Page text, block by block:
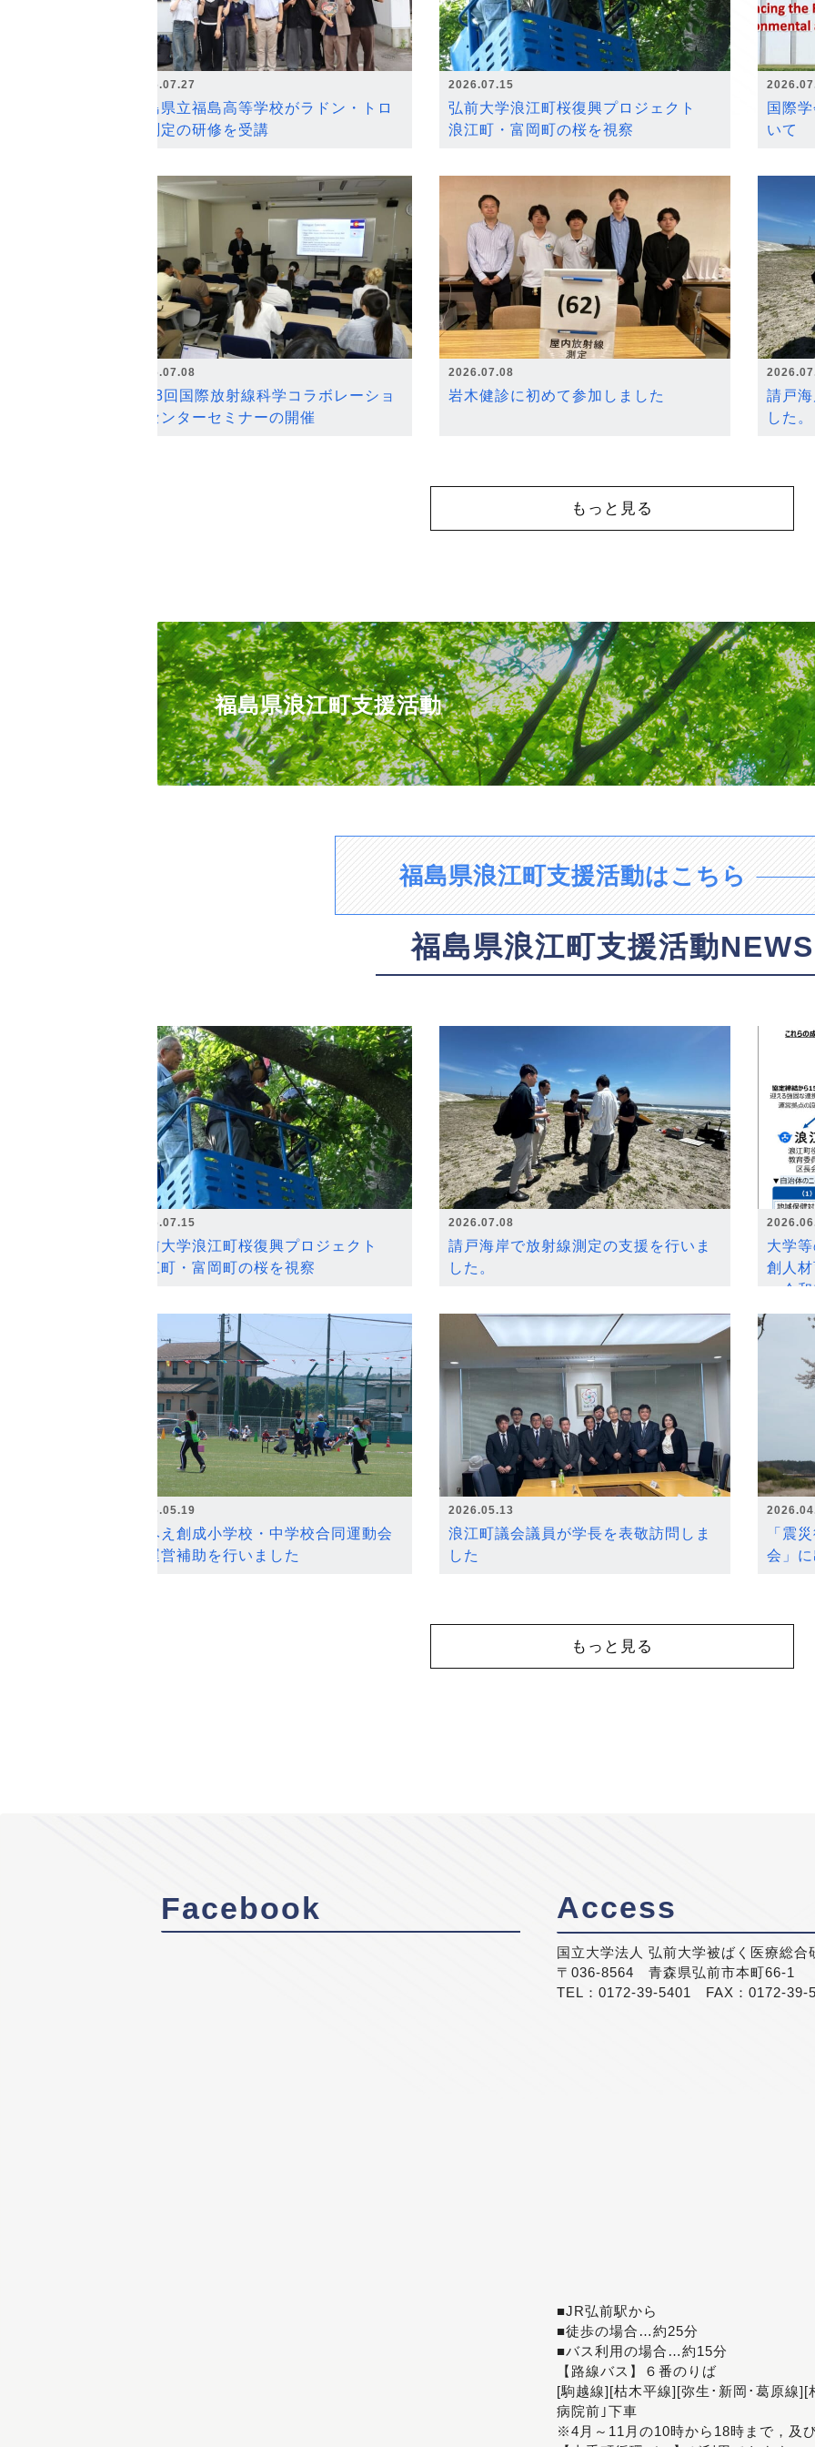
2026.07.27
福島県立福島高等学校がラドン・トロ
ン測定の研修を受講
2026.07.15
弘前大学浪江町桜復興プロジェクト
浪江町・富岡町の桜を視察
国際
いて
2026.07.08
第18回国際放射線科学コラボレーショ
ンセンターセミナーの開催
2026.07.08
岩木健診に初めて参加しました
請戸
した。
もっと見る
福島県浪江町支援活動
福島県浪江町支援活動はこちら
福島県浪江町支援活動NEWS
2026.07.15
弘前大学浪江町桜復興プロジェクト
浪江町・富岡町の桜を視察
2026.07.08
請戸海岸で放射線測定の支援を行いま
した。
大学
創人
～令
2026.05.19
なみえ創成小学校・中学校合同運動会
の運営補助を行いました
2026.05.13
浪江町議会議員が学長を表敬訪問しま
した
「震
会」
もっと見る
Facebook Access
国立大学法人 弘前大学被ばく医療総合
〒036-8564 青森県弘前市本町66-1
TEL：0172-39-5401 FAX：0172-39-
■JR弘前駅から
■徒歩の場合…約25分
■バス利用の場合…約15分
【路線バス】６番のりば
[駒越線][枯木平線][弥生･新岡･葛原線
病院前｣下車
※4月～11月の10時から18時まで，及